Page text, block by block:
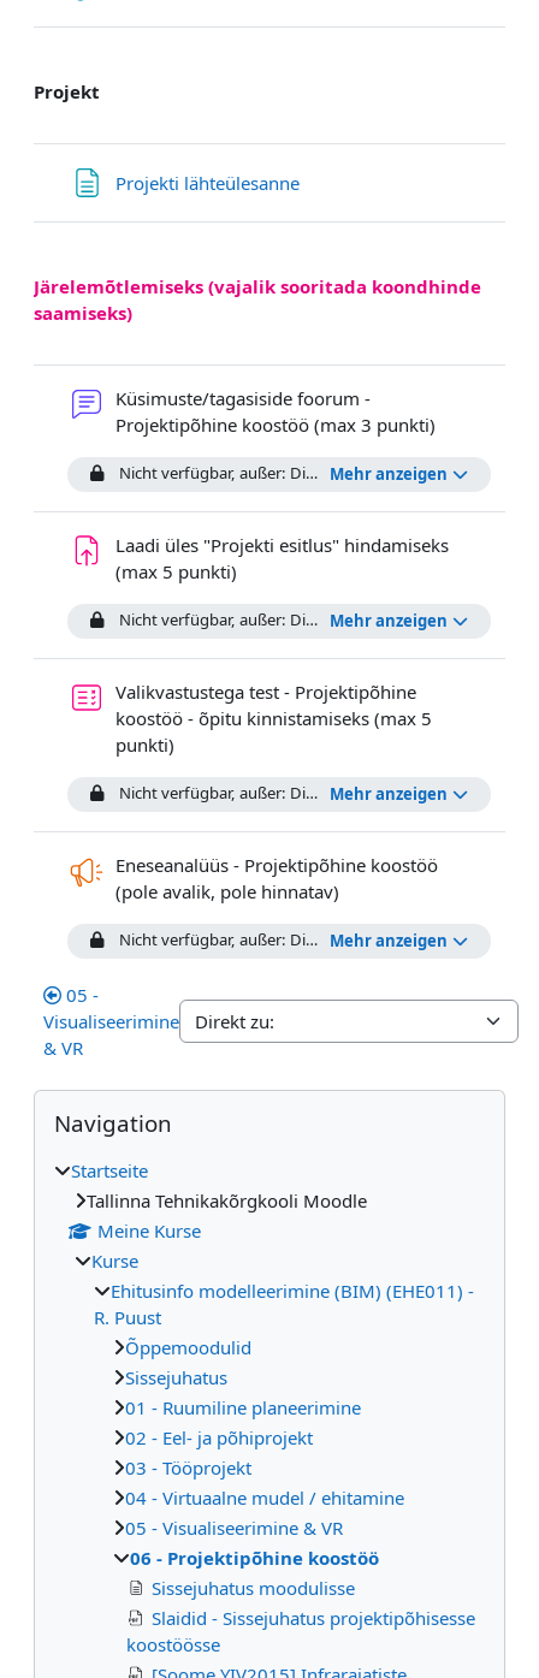
Projekt
Projekti lähteülesanneTextseite
Järelemõtlemiseks (vajalik sooritada koondhinde
saamiseks)
Küsimuste/tagasiside foorum -
Projektipõhine koostöö (max 3 punkti)
Mehr anzeigen
Nicht verfügbar, außer: Die Aktivität Eneseanalüüs -
Laadi üles "Projekti esitlus" hindamiseks
(max 5 punkti)
Mehr anzeigen
Nicht verfügbar, außer: Die Aktivität Küsimuste/
Valikvastustega test - Projektipõhine
koostöö - õpitu kinnistamiseks (max 5
punkti)
Mehr anzeigen
Nicht verfügbar, außer: Die Aktivität Laadi üles
Eneseanalüüs - Projektipõhine koostöö
(pole avalik, pole hinnatav)
Mehr anzeigen
Nicht verfügbar, außer: Die Aktivität Valikvastustega
05 -
Visualiseerimine
& VR
Blöcke
Navigation überspringen
Navigation
Startseite
Tallinna Tehnikakõrgkooli Moodle
Meine Kurse
Kurse
Ehitusinfo modelleerimine (BIM) (EHE011) -
R. Puust
Õppemoodulid
Sissejuhatus
01 - Ruumiline planeerimine
02 - Eel- ja põhiprojekt
03 - Tööprojekt
04 - Virtuaalne mudel / ehitamine
05 - Visualiseerimine & VR
06 - Projektipõhine koostöö
Sissejuhatus moodulisse
Slaidid - Sissejuhatus projektipõhisesse
koostöösse